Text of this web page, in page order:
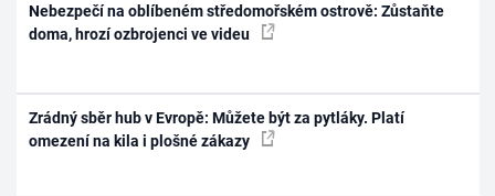
Nebezpečí na oblíbeném středomořském ostrově: Zůstaňte
doma, hrozí ozbrojenci ve videu
Zrádný sběr hub v Evropě: Můžete být za pytláky. Platí
omezení na kila i plošné zákazy